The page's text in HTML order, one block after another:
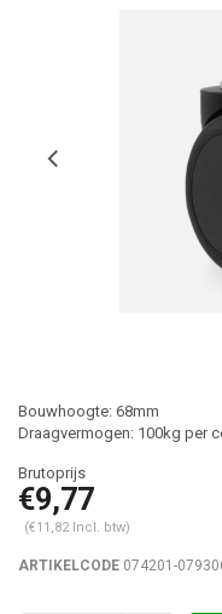
Bouwhoogte: 68mm
Draagvermogen: 100kg per
€9,77
(€11,82 Incl. btw)
ARTIKELCODE 074201-